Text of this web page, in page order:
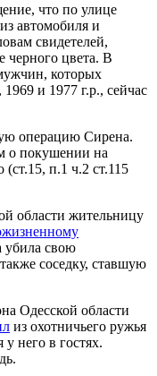
что по улице
автомобиля и
свидетелей,
черного цвета. В
которых
и 1977 г.р., сейчас
операцию Сирена.
о покушении на
п.1 ч.2 ст.115
области жительницу
убила свою
соседку, ставшую
Одесской области
из охотничьего ружья
него в гостях.